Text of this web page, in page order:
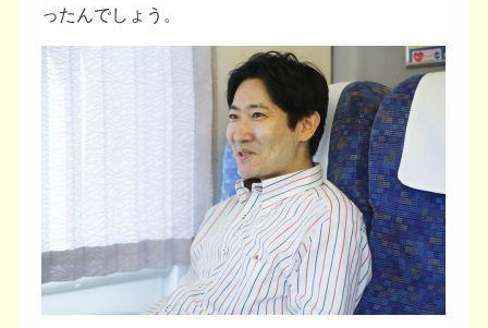
ったんでしょう。